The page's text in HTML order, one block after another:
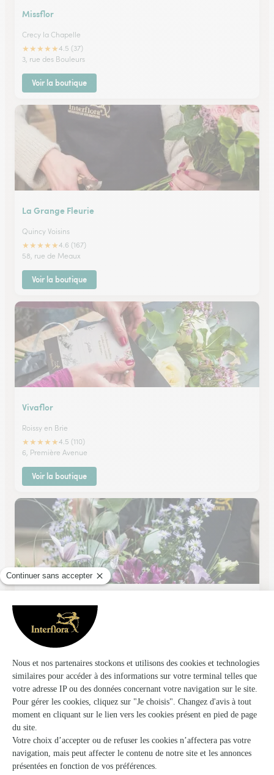
Missflor
Crecy la Chapelle
★★★★★4.5 (37)
3, rue des Bouleurs
Voir la boutique
La Grange Fleurie
Quincy Voisins
★★★★★4.6 (167)
58, rue de Meaux
Voir la boutique
Vivaflor
Roissy en Brie
★★★★★4.5 (110)
6, Première Avenue
Voir la boutique
A Fleur D’eau
Noisiel
★★
4.5 (376)
29, place Emile Menier
Voir la boutique